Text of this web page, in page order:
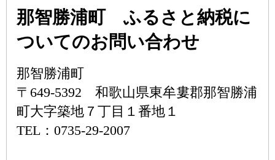
那智勝浦町 ふるさと納税に
ついてのお問い合わせ
那智勝浦町
〒649-5392 和歌山県東牟婁郡那智勝浦
町大字築地７丁目１番地１
TEL：0735-29-2007